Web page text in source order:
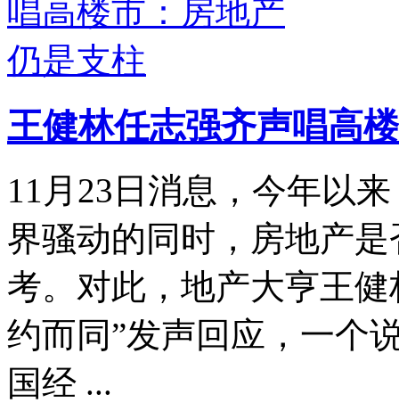
王健林任志强齐声唱高
11月23日消息，今年以
界骚动的同时，房地产
考。对此，地产大亨王
约而同”发声回应，一个
国经 ...